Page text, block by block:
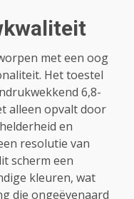
met een oog
Het toestel
6,8-
alleen opvalt door
en
resolutie van
scherm een
kleuren, wat
die ongeëvenaard